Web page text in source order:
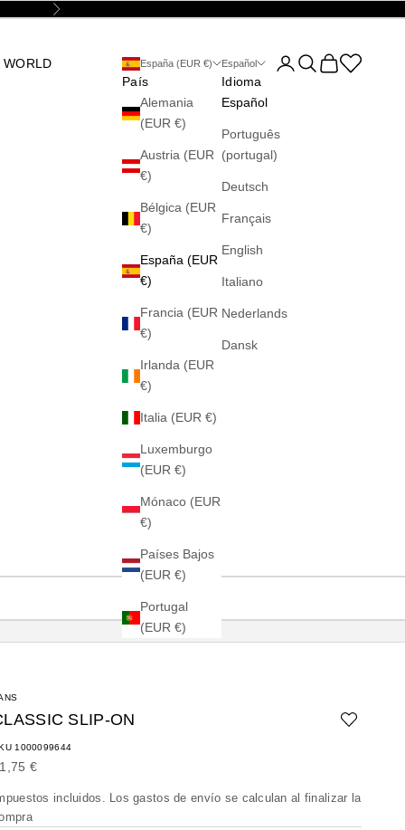
Siguiente
WORLD España (EUR €)
País
Alemania
(EUR €)
Austria (EUR
€)
Bélgica (EUR
€)
España (EUR
€)
Francia (EUR
€)
Irlanda (EUR
€)
Italia (EUR €)
Luxemburgo
(EUR €)
Mónaco (EUR
€)
Países Bajos
(EUR €)
Portugal
(EUR €)
Español
Idioma
Español
Português
(portugal)
Deutsch
Français
English
Italiano
Nederlands
Dansk
Abrir página de la
Abrir búsqueda
Abrir cesta
Abrir la
SLIP-ON
1000099644
de oferta
€
incluidos. Losgastos de envío se calculan al finalizar la